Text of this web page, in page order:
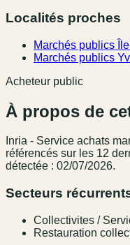
Localités proches
Marchés publics
Marchés publics
Acheteur public
À propos de
Inria - Service achats
référencés sur les 12
détectée : 02/07/2026.
Secteurs
Collectivites /
Restauration